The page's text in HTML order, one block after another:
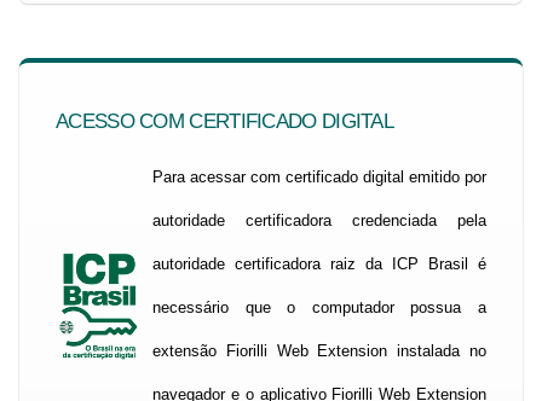
ACESSO COM CERTIFICADO DIGITAL
Para acessar com certificado digital emitido por
autoridade certificadora credenciada pela
autoridade certificadora raiz da ICP Brasil é
necessário que o computador possua a
extensão Fiorilli Web Extension instalada no
navegador e o aplicativo Fiorilli Web Extension